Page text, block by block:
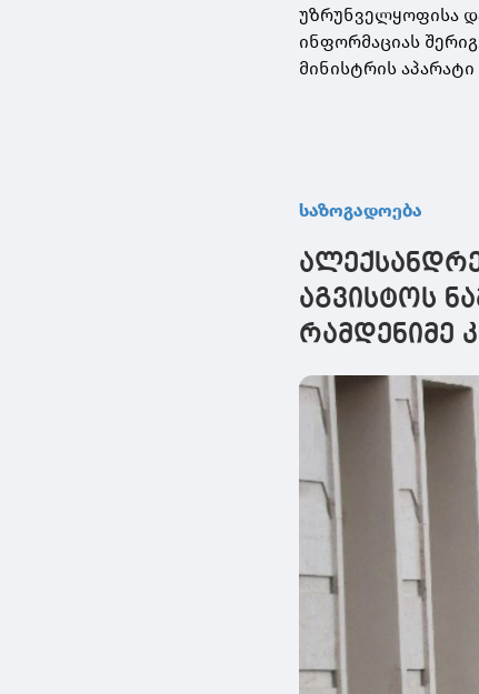
უზრუნველყოფისა
ინფორმაციას
მინისტრის
საზოგადოება
აგვისტოს
რამდენიმე